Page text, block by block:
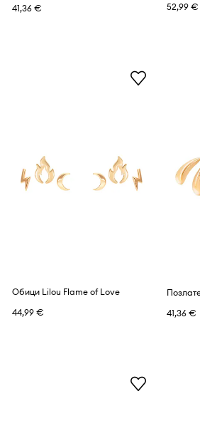
41,36 €
52,99 €
Обици Lilou Flame of Love
44,99 €
41,36 €